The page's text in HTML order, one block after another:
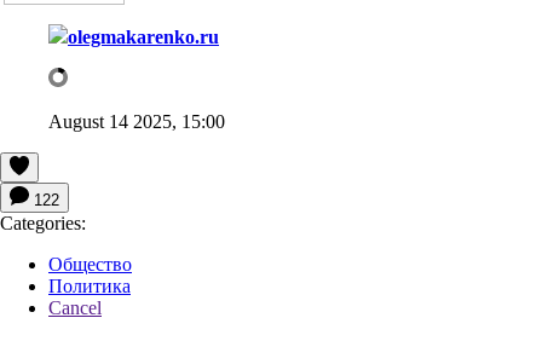
olegmakarenko.ru
August 14 2025, 15:00
122
Categories:
Общество
Политика
Cancel